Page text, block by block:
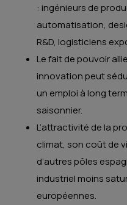
: ingénieurs de
automatisation,
R&D, logisticiens
Le fait de pouvoir
innovation peut
un emploi à long
saisonnier.
L’attractivité de la
climat, son coût de
d’autres pôles
industriel moins
européennes.